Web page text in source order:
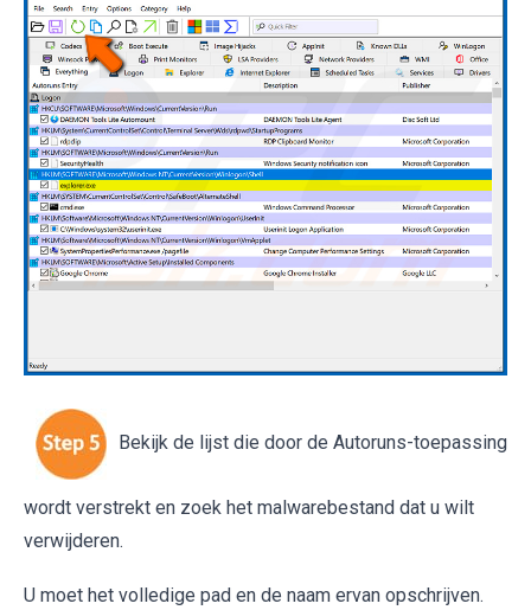
Bekijk de lijst die door de Autoruns-toepassing
wordt verstrekt en zoek het malwarebestand dat u wilt
verwijderen.
U moet het volledige pad en de naam ervan opschrijven.